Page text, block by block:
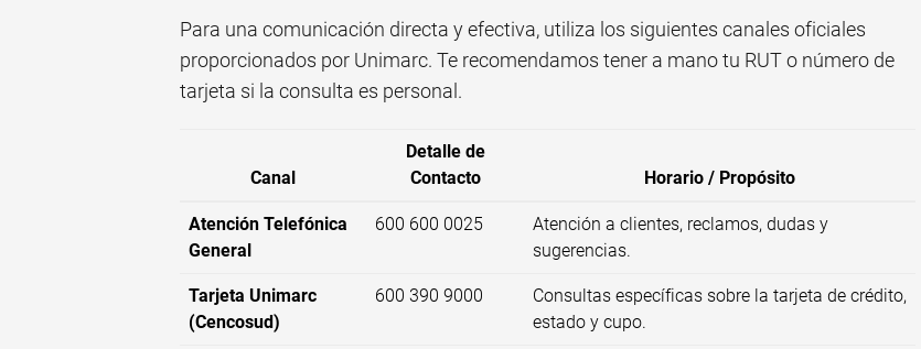
Para una comunicación directa y efectiva, utiliza los siguientes canales oficiales
proporcionados por Unimarc. Te recomendamos tener a mano tu RUT o número de
tarjeta si la consulta es personal.
Canal
Detalle de
Contacto
Horario / Propósito
Atención Telefónica
General
600 600 0025
Atención a clientes, reclamos, dudas y
sugerencias.
Tarjeta Unimarc
(Cencosud)
600 390 9000
Consultas específicas sobre la tarjeta de crédito,
estado y cupo.